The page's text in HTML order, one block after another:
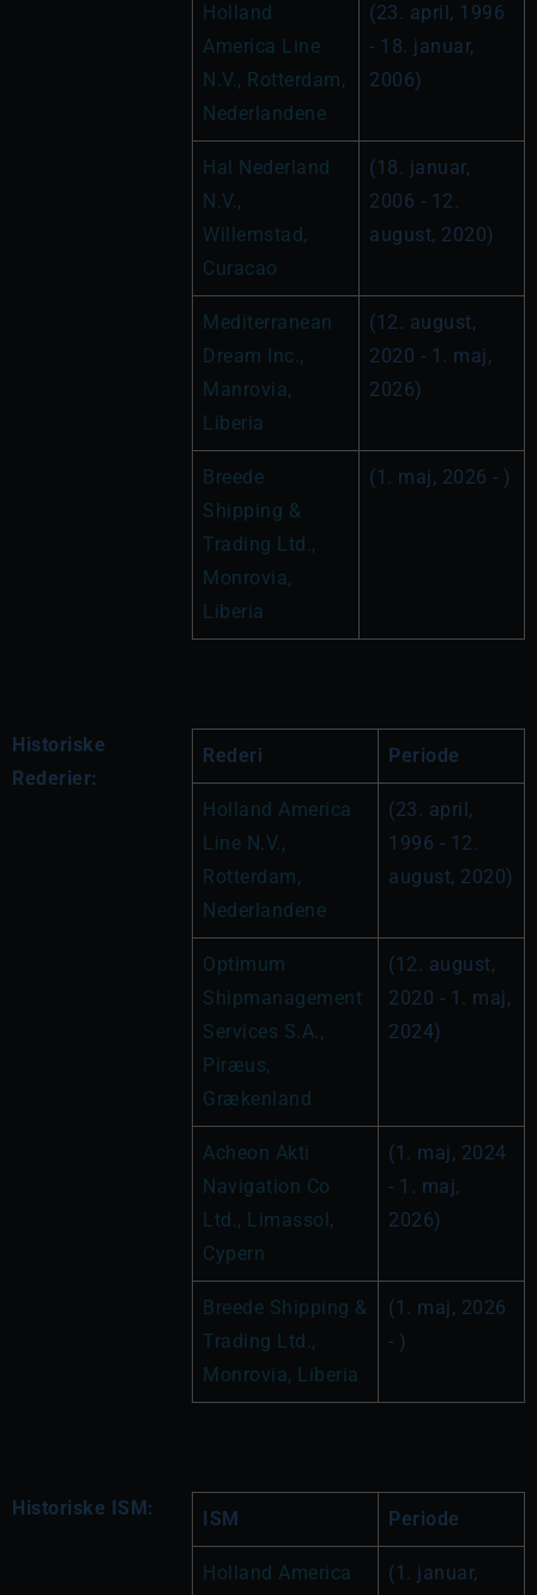
Holland
America Line
N.V., Rotterdam,
Nederlandene
(23. april, 1996
- 18. januar,
2006)
Hal Nederland
N.V.,
Willemstad,
Curacao
(18. januar,
2006 - 12.
august, 2020)
Mediterranean
Dream Inc.,
Manrovia,
Liberia
(12. august,
2020 - 1. maj,
2026)
Breede
Shipping &
Trading Ltd.,
Monrovia,
Liberia
(1. maj, 2026 - )
Historiske
Rederier:
Rederi Periode
Holland America
Line N.V.,
Rotterdam,
Nederlandene
(23. april,
1996 - 12.
august, 2020)
Optimum
Shipmanagement
Services S.A.,
Piræus,
Grækenland
(12. august,
2020 - 1. maj,
2024)
Acheon Akti
Navigation Co
Ltd., Limassol,
Cypern
(1. maj, 2024
- 1. maj,
2026)
Breede Shipping &
Trading Ltd.,
Monrovia, Liberia
(1. maj, 2026
- )
Historiske ISM: ISM Periode
Holland America (1. januar,